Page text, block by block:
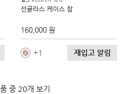
선글라스 케이스 참
160,000 원
1 재입고 알림
중 20개 보기